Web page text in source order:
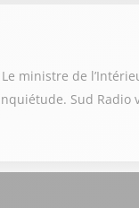
ministre de
Sud Radio